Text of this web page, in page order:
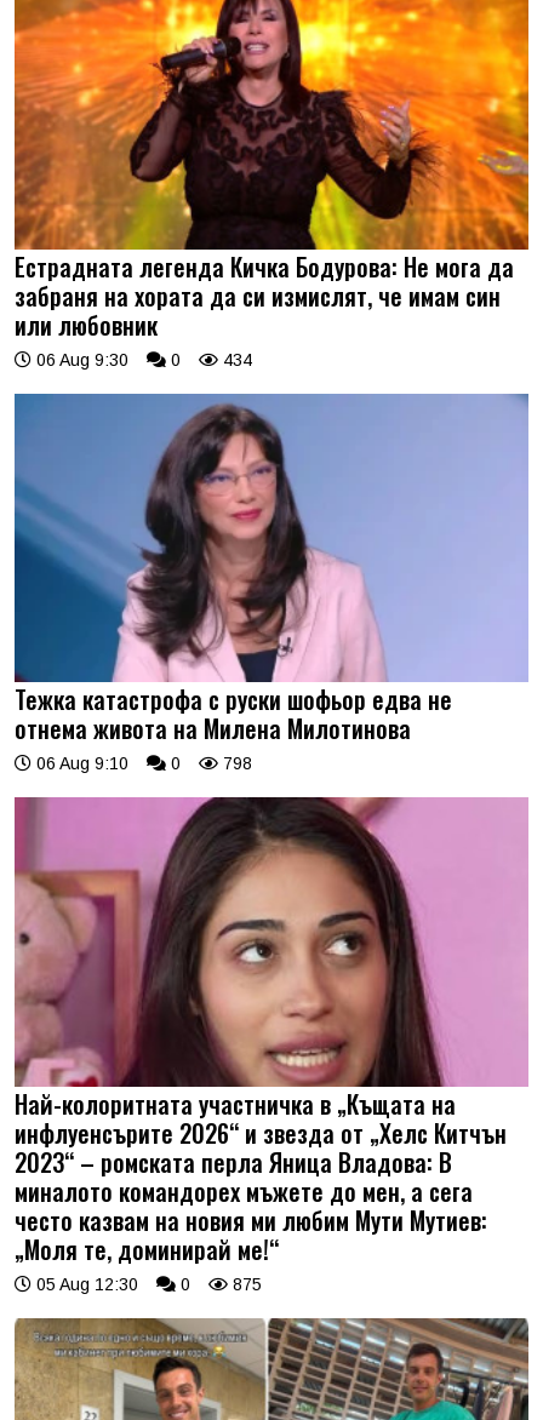
Естрадната легенда Кичка Бодурова: Не мога да
забраня на хората да си измислят, че имам син
или любовник
06 Aug 9:30 0 434
Тежка катастрофа с руски шофьор едва не
отнема живота на Милена Милотинова
06 Aug 9:10 0 798
Най-колоритната участничка в „Къщата на
инфлуенсърите 2026“ и звезда от „Хелс Китчън
2023“ – ромската перла Яница Владова: В
миналото командорех мъжете до мен, а сега
често казвам на новия ми любим Мути Мутиев:
„Моля те, доминирай ме!“
05 Aug 12:30 0 875